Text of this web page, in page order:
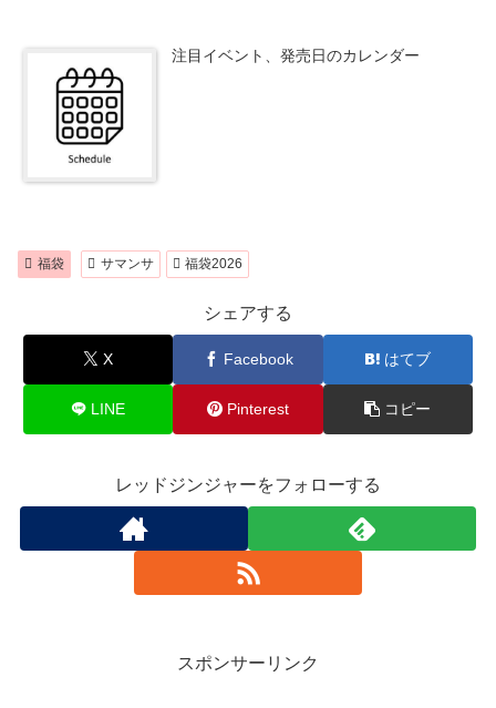
注目イベント、発売日のカレンダー
福袋 サマンサ 福袋2026
シェアする
X Facebook はてブ
LINE Pinterest コピー
レッドジンジャーをフォローする
スポンサーリンク